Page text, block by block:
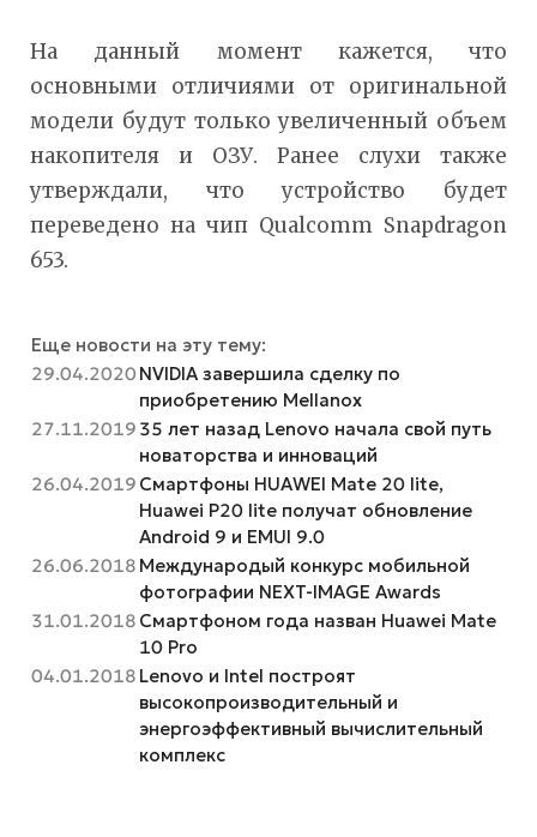
На данный момент кажется, что
основными отличиями от оригинальной
модели будут только увеличенный объем
накопителя и ОЗУ. Ранее слухи также
утверждали, что устройство будет
переведено на чип Qualcomm Snapdragon
653.
Еще новости на эту тему:
29.04.2020 NVIDIA завершила сделку по
приобретению Mellanox
27.11.2019 35 лет назад Lenovo начала свой путь
новаторства и инноваций
26.04.2019 Смартфоны HUAWEI Mate 20 lite,
Huawei P20 lite получат обновление
Android 9 и EMUI 9.0
26.06.2018 Международый конкурс мобильной
фотографии NEXT-IMAGE Awards
31.01.2018 Смартфоном года назван Huawei Mate
10 Pro
04.01.2018 Lenovo и Intel построят
высокопроизводительный и
энергоэффективный вычислительный
комплекс